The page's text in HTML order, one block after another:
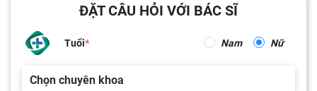
ĐẶT CÂU HỎI VỚI BÁC SĨ
Tuổi Nam Nữ
Chọn chuyên khoa